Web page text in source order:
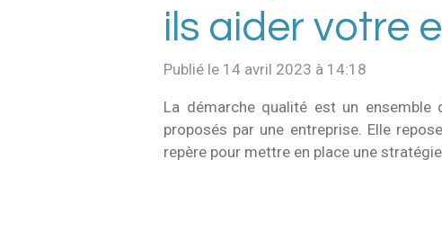
ils aider votre
Publié le 14 avril 2023 à 14:18
La démarche qualité est un
proposés par une entreprise. Elle
repère pour mettre en place une